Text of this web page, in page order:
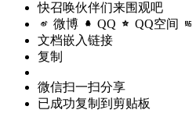
快召唤伙伴们来围观吧
微博 QQ QQ空间
文档嵌入链接
复制
微信扫一扫分享
已成功复制到剪贴板